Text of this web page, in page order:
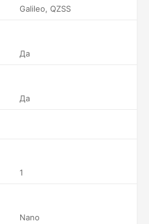
Galileo, QZSS
Да
Да
1
Nano